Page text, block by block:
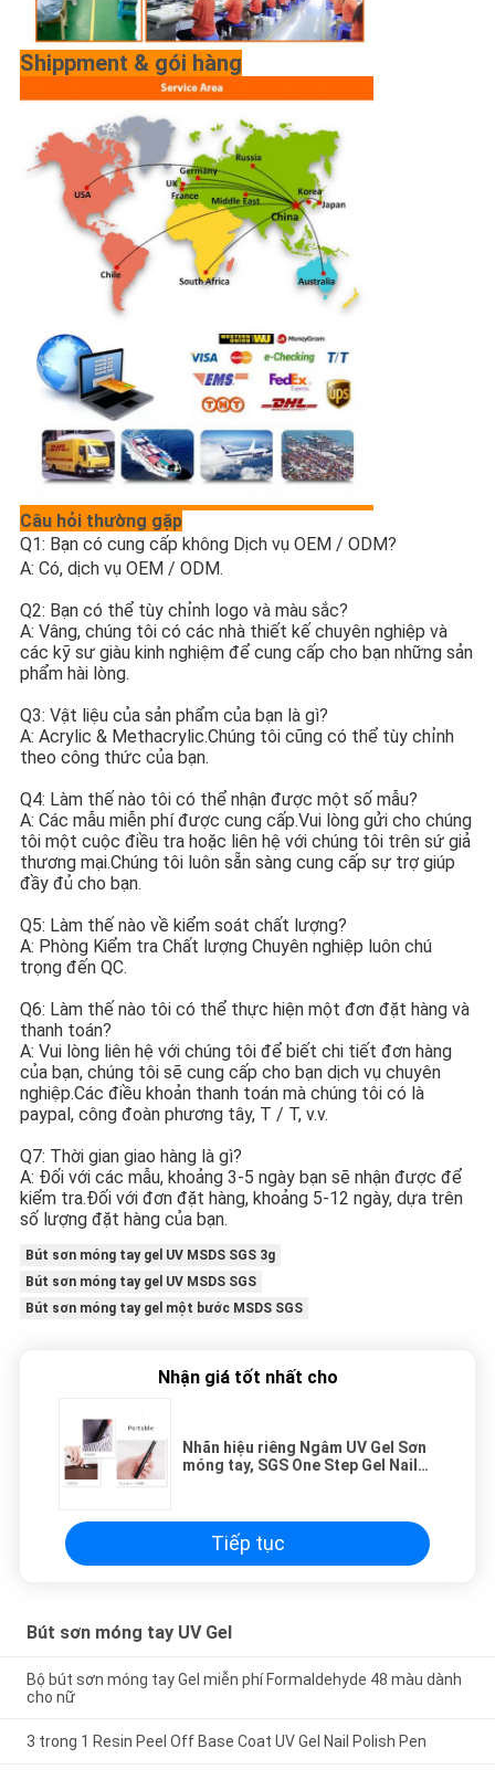
Shippment & gói hàng
Câu hỏi thường gặp
Q1: Bạn có cung cấp không Dịch vụ OEM / ODM?
A: Có, dịch vụ OEM / ODM.
Q2: Bạn có thể tùy chỉnh logo và màu sắc?
A: Vâng, chúng tôi có các nhà thiết kế chuyên nghiệp và
các kỹ sư giàu kinh nghiệm để cung cấp cho bạn những sản
phẩm hài lòng.
Q3: Vật liệu của sản phẩm của bạn là gì?
A: Acrylic & Methacrylic.Chúng tôi cũng có thể tùy chỉnh
theo công thức của bạn.
Q4: Làm thế nào tôi có thể nhận được một số mẫu?
A: Các mẫu miễn phí được cung cấp.Vui lòng gửi cho chúng
tôi một cuộc điều tra hoặc liên hệ với chúng tôi trên sứ giả
thương mại.Chúng tôi luôn sẵn sàng cung cấp sự trợ giúp
đầy đủ cho bạn.
Q5: Làm thế nào về kiểm soát chất lượng?
A: Phòng Kiểm tra Chất lượng Chuyên nghiệp luôn chú
trọng đến QC.
Q6: Làm thế nào tôi có thể thực hiện một đơn đặt hàng và
thanh toán?
A: Vui lòng liên hệ với chúng tôi để biết chi tiết đơn hàng
của bạn, chúng tôi sẽ cung cấp cho bạn dịch vụ chuyên
nghiệp.Các điều khoản thanh toán mà chúng tôi có là
paypal, công đoàn phương tây, T / T, v.v.
Q7: Thời gian giao hàng là gì?
A: Đối với các mẫu, khoảng 3-5 ngày bạn sẽ nhận được để
kiểm tra.Đối với đơn đặt hàng, khoảng 5-12 ngày, dựa trên
số lượng đặt hàng của bạn.
Bút sơn móng tay gel UV MSDS SGS 3g
Bút sơn móng tay gel UV MSDS SGS
Bút sơn móng tay gel một bước MSDS SGS
Nhận giá tốt nhất cho
Nhãn hiệu riêng Ngâm UV Gel Sơn
móng tay, SGS One Step Gel Nail
Tiếp tục
Bút sơn móng tay UV Gel
Bộ bút sơn móng tay Gel miễn phí Formaldehyde 48 màu dành
cho nữ
3 trong 1 Resin Peel Off Base Coat UV Gel Nail Polish Pen